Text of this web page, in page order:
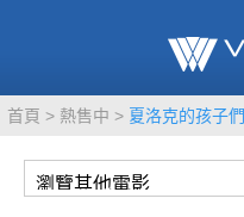
首頁 熱售中 夏洛克的孩子們